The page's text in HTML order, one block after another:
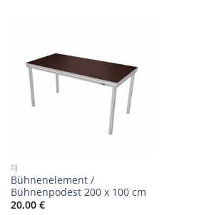
DJ
Bühnenelement /
Bühnenpodest 200 x 100 cm
20,00 €